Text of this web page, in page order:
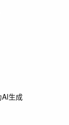
生成